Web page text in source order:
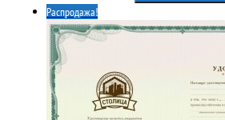
9000,00₽.
Распродажа!